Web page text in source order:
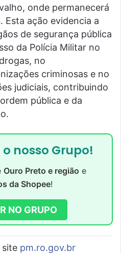
onde permanecerá
Esta ação evidencia a
de segurança pública
da Polícia Militar no
no
criminosas e no
judiciais, contribuindo
pública e da
nosso Grupo!
Ouro Preto e região e
da Shopee!
NO GRUPO
site pm.ro.gov.br